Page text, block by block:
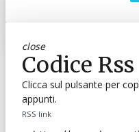
close
Codice Rss
Clicca sul pulsante per
appunti.
RSS link